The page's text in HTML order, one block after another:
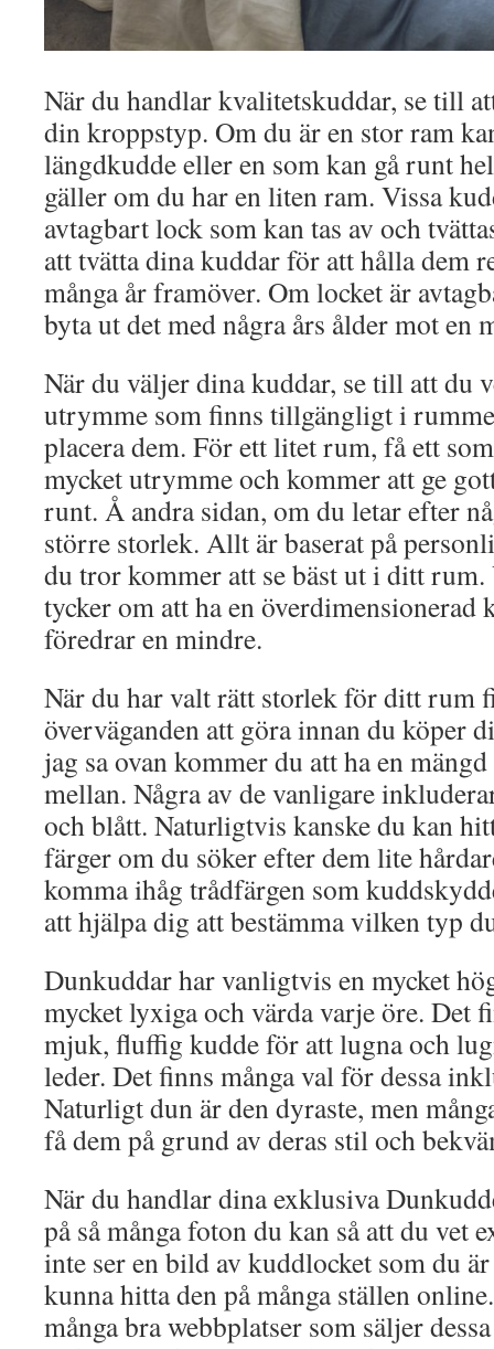
När du handlar kvalitetskuddar, se till
din kroppstyp. Om du är en stor ram
längdkudde eller en som kan gå runt
gäller om du har en liten ram. Vissa
avtagbart lock som kan tas av och
att tvätta dina kuddar för att hålla dem
många år framöver. Om locket är
byta ut det med några års ålder mot en
När du väljer dina kuddar, se till att du
utrymme som finns tillgängligt i
placera dem. För ett litet rum, få ett
mycket utrymme och kommer att ge
runt. Å andra sidan, om du letar efter
större storlek. Allt är baserat på
du tror kommer att se bäst ut i ditt
tycker om att ha en överdimensionerad
föredrar en mindre.
När du har valt rätt storlek för ditt rum
överväganden att göra innan du köper
jag sa ovan kommer du att ha en
mellan. Några av de vanligare
och blått. Naturligtvis kanske du kan
färger om du söker efter dem lite
komma ihåg trådfärgen som
att hjälpa dig att bestämma vilken typ
Dunkuddar har vanligtvis en mycket
mycket lyxiga och värda varje öre. Det
mjuk, fluffig kudde för att lugna och
leder. Det finns många val för dessa
Naturligt dun är den dyraste, men
få dem på grund av deras stil och
När du handlar dina exklusiva
på så många foton du kan så att du vet
inte ser en bild av kuddlocket som du
kunna hitta den på många ställen
många bra webbplatser som säljer